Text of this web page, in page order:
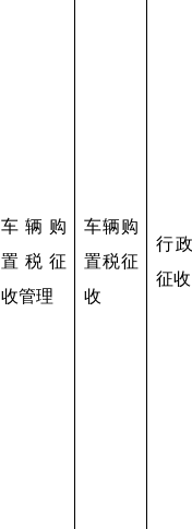
车辆购
置税征
收管理
车辆购
置税征
收
行
征收